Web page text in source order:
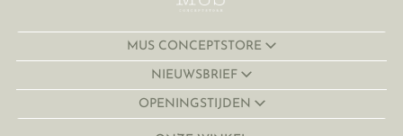
MUS CONCEPTSTORE
NIEUWSBRIEF
OPENINGSTIJDEN